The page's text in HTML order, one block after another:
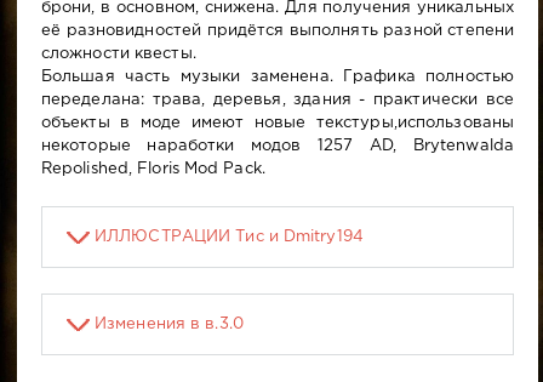
брони, в основном, снижена. Для получения уникальных
её разновидностей придётся выполнять разной степени
сложности квесты.
Большая часть музыки заменена. Графика полностью
переделана: трава, деревья, здания - практически все
объекты в моде имеют новые текстуры,использованы
некоторые наработки модов 1257 AD, Brytenwalda
Repolished, Floris Mod Pack.
ИЛЛЮСТРАЦИИ Тис и Dmitry194
Изменения в в.3.0